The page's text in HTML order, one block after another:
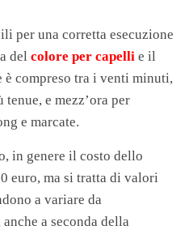
per una corretta esecuzione
del colore per capelli e il
è compreso tra i venti minuti,
e mezz’ora per
e marcate.
in genere il costo dello
euro, ma si tratta di valori
a variare da
a seconda della